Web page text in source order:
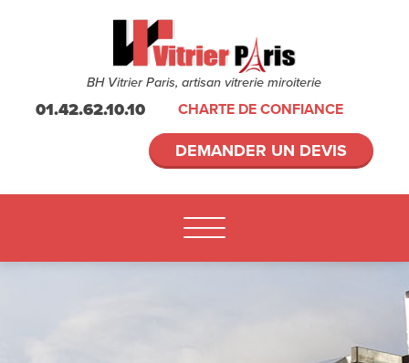
BH Vitrier Paris, artisan vitrerie miroiterie
01.42.62.10.10 CHARTE DE CONFIANCE
DEMANDER UN DEVIS